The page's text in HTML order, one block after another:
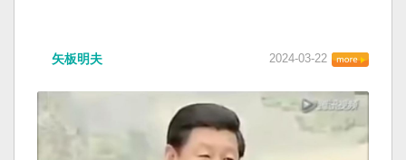
矢板明夫 2024-03-22